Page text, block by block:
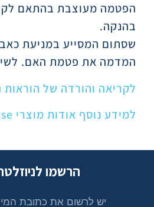
הפטמה מעוצבת בהתאם
בהנקה.
שסתום המסייע במניעת
המדמה את פטמת האם.
לקריאה והורדה של הוראות
למידע נוסף אודות מוצרי Natural Response
הרשמו